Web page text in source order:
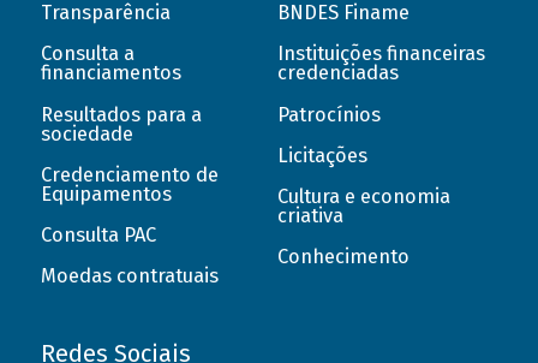
Transparência
Consulta a
financiamentos
Resultados para a
sociedade
Credenciamento de
Equipamentos
Consulta PAC
Moedas contratuais
BNDES Finame
Instituições financeiras
credenciadas
Patrocínios
Licitações
Cultura e economia
criativa
Conhecimento
Redes Sociais